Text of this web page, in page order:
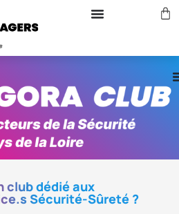
club dédié aux
Sécurité-Sûreté ?